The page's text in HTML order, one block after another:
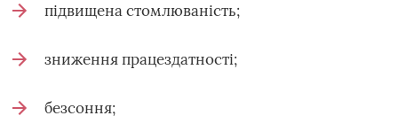
підвищена стомлюваність;
зниження працездатності;
безсоння;